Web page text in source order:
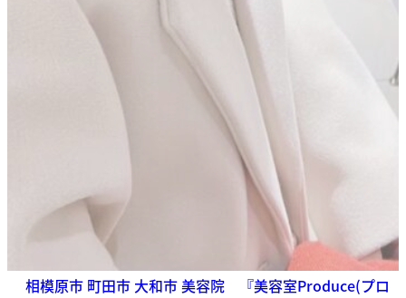
相模原市 町田市 大和市 美容院 『美容室Produce(プロ